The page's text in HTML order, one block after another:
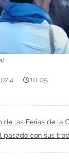
10:05
las Ferias de la
con sus